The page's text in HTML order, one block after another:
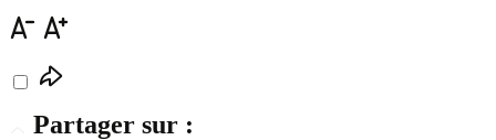
Partager sur :